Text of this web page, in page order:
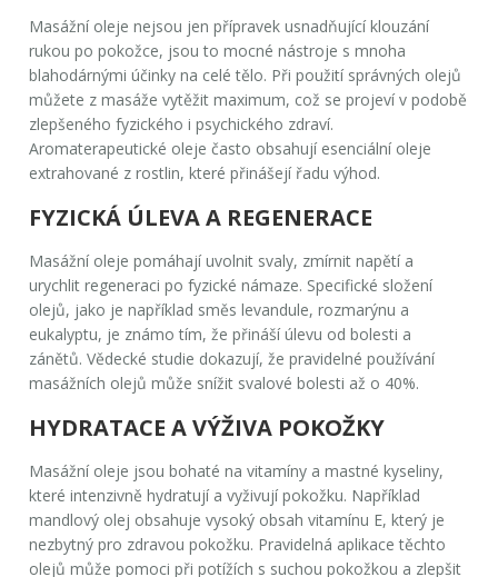
Masážní oleje nejsou jen přípravek usnadňující klouzání
rukou po pokožce, jsou to mocné nástroje s mnoha
blahodárnými účinky na celé tělo. Při použití správných olejů
můžete z masáže vytěžit maximum, což se projeví v podobě
zlepšeného fyzického i psychického zdraví.
Aromaterapeutické oleje často obsahují esenciální oleje
extrahované z rostlin, které přinášejí řadu výhod.
FYZICKÁ ÚLEVA A REGENERACE
Masážní oleje pomáhají uvolnit svaly, zmírnit napětí a
urychlit regeneraci po fyzické námaze. Specifické složení
olejů, jako je například směs levandule, rozmarýnu a
eukalyptu, je známo tím, že přináší úlevu od bolesti a
zánětů. Vědecké studie dokazují, že pravidelné používání
masážních olejů může snížit svalové bolesti až o 40%.
HYDRATACE A VÝŽIVA POKOŽKY
Masážní oleje jsou bohaté na vitamíny a mastné kyseliny,
které intenzivně hydratují a vyživují pokožku. Například
mandlový olej obsahuje vysoký obsah vitamínu E, který je
nezbytný pro zdravou pokožku. Pravidelná aplikace těchto
olejů může pomoci při potížích s suchou pokožkou a zlepšit